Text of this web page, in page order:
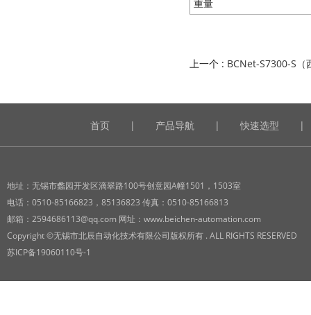
重量
上一个 : BCNet-S7300-S（
首页 | 产品导航 | 快速选型 |
地址：无锡市蠡园开发区滴翠路100号创意园A幢1501，1503室
电话：0510-85166823，85136823 传真：0510-85166813
邮箱：2594686113@qq.com 网址：www.beichen-automation.com
Copyright ©无锡市北辰自动化技术有限公司版权所有 . ALL RIGHTS RESERVED
苏ICP备19060110号-1